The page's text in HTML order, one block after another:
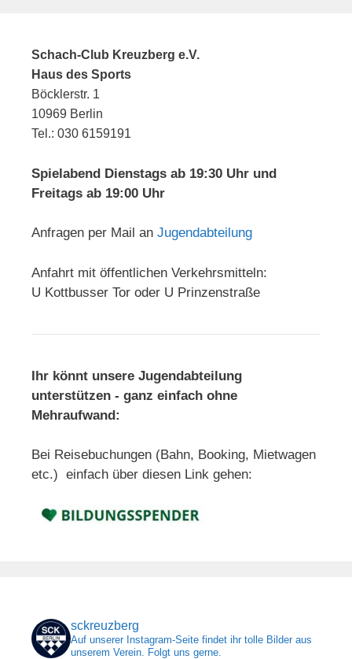
Schach-Club Kreuzberg e.V.
Haus des Sports
Böcklerstr. 1
10969 Berlin
Tel.: 030 6159191
Spielabend Dienstags ab 19:30 Uhr und
Freitags ab 19:00 Uhr
Anfragen per Mail an Jugendabteilung
Anfahrt mit öffentlichen Verkehrsmitteln:
U Kottbusser Tor oder U Prinzenstraße
Ihr könnt unsere Jugendabteilung
unterstützen - ganz einfach ohne
Mehraufwand:
Bei Reisebuchungen (Bahn, Booking, Mietwagen
etc.) einfach über diesen Link gehen:
sckreuzberg
Auf unserer Instagram-Seite findet ihr tolle Bilder aus
unserem Verein. Folgt uns gerne.